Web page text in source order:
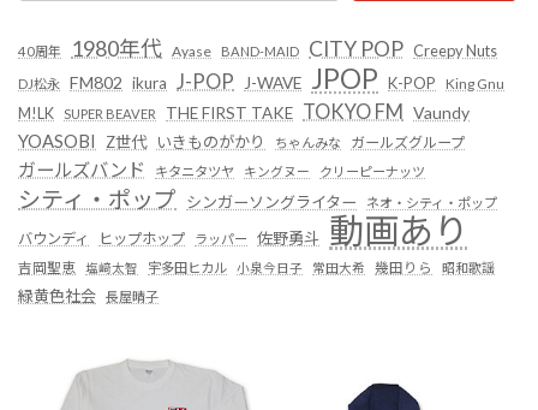
40周年 1980年代 Ayase BAND-MAID CITY POP Creepy Nuts
DJ松永 FM802 ikura J-POP J-WAVE JPOP K-POP
King Gnu
M!LK
SUPER BEAVER THE FIRST TAKE TOKYO FM Vaundy
YOASOBI Z世代 いきものがかり ちゃんみな ガールズグループ
ガールズバンド キタニタツヤ キングヌー クリーピーナッツ
シティ・ポップ シンガーソングライター ネオ・シティ・ポップ
バウンディ ヒップホップ ラッパー 佐野勇斗 動画あり
吉岡聖恵 塩﨑太智 宇多田ヒカル 小泉今日子 常田大希 幾田りら 昭和歌謡
緑黄色社会 長屋晴子